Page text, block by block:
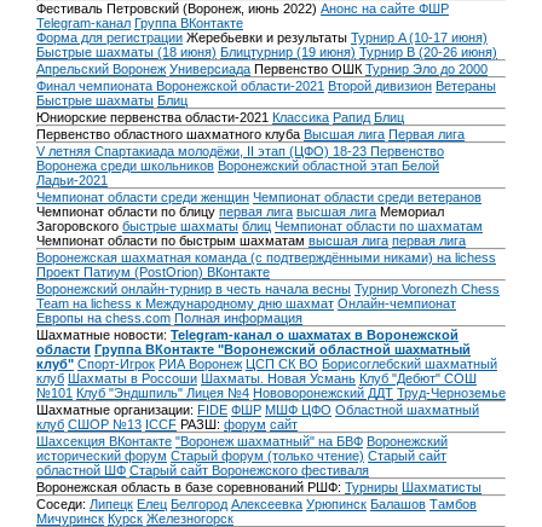
Фестиваль Петровский (Воронеж, июнь 2022) Анонс на сайте ФШР
Telegram-канал Группа ВКонтакте
Форма для регистрации Жеребьевки и результаты Турнир A (10-17 июня)
Быстрые шахматы (18 июня) Блицтурнир (19 июня) Турнир B (20-26 июня)
Апрельский Воронеж Универсиада Первенство ОШК Турнир Эло до 2000
Финал чемпионата Воронежской области-2021 Второй дивизион Ветераны
Быстрые шахматы Блиц
Юниорские первенства области-2021 Классика Рапид Блиц
Первенство областного шахматного клуба Высшая лига Первая лига
V летняя Спартакиада молодёжи, II этап (ЦФО) 18-23 Первенство
Воронежа среди школьников Воронежский областной этап Белой
Ладьи-2021
Чемпионат области среди женщин Чемпионат области среди ветеранов
Чемпионат области по блицу первая лига высшая лига Мемориал
Загоровского быстрые шахматы блиц Чемпионат области по шахматам
Чемпионат области по быстрым шахматам высшая лига первая лига
Воронежская шахматная команда (с подтверждёнными никами) на lichess
Проект Патиум (PostOrion) ВКонтакте
Воронежский онлайн-турнир в честь начала весны Турнир Voronezh Chess
Team на lichess к Международному дню шахмат Онлайн-чемпионат
Европы на chess.com Полная информация
Шахматные новости: Telegram-канал о шахматах в Воронежской
области Группа ВКонтакте "Воронежский областной шахматный
клуб" Спорт-Игрок РИА Воронеж ЦСП СК ВО Борисоглебский шахматный
клуб Шахматы в Россоши Шахматы. Новая Усмань Клуб "Дебют" СОШ
№101 Клуб "Эндшпиль" Лицея №4 Нововоронежский ДДТ Труд-Черноземье
Шахматные организации: FIDE ФШР МШФ ЦФО Областной шахматный
клуб СШОР №13 ICCF РАЗШ: форум сайт
Шахсекция ВКонтакте "Воронеж шахматный" на БВФ Воронежский
исторический форум Cтарый форум (только чтение) Старый сайт
областной ШФ Старый сайт Воронежского фестиваля
Воронежская область в базе соревнований РШФ: Турниры Шахматисты
Соседи: Липецк Елец Белгород Алексеевка Урюпинск Балашов Тамбов
Мичуринск Курск Железногорск